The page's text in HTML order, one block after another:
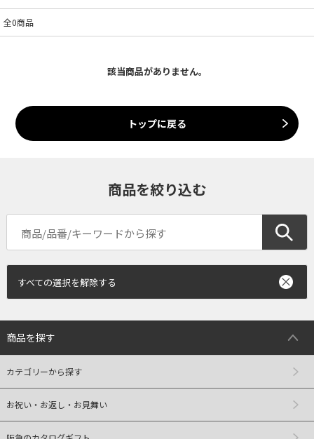
全0商品
該当商品がありません。
トップに戻る
商品を絞り込む
すべての選択を解除する
商品を探す
カテゴリーから探す
お祝い・お返し・お見舞い